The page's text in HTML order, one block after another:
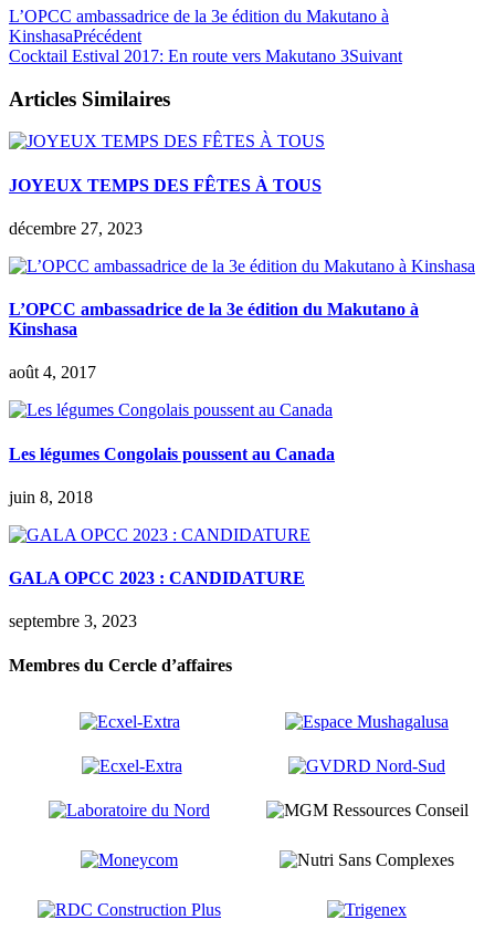
L’OPCC ambassadrice de la 3e édition du Makutano à
KinshasaPrécédent
Cocktail Estival 2017: En route vers Makutano 3Suivant
Articles Similaires
JOYEUX TEMPS DES FÊTES À TOUS
décembre 27, 2023
L’OPCC ambassadrice de la 3e édition du Makutano à
Kinshasa
août 4, 2017
Les légumes Congolais poussent au Canada
juin 8, 2018
GALA OPCC 2023 : CANDIDATURE
septembre 3, 2023
Membres du Cercle d’affaires